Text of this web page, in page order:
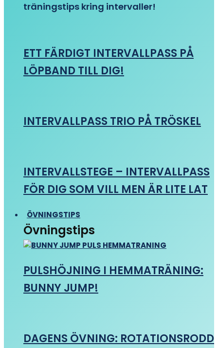
träningstips kring intervaller!
ETT FÄRDIGT INTERVALLPASS PÅ
LÖPBAND TILL DIG!
INTERVALLPASS TRIO PÅ TRÖSKEL
INTERVALLSTEGE – INTERVALLPASS
FÖR DIG SOM VILL MEN ÄR LITE LAT
ÖVNINGSTIPS
Övningstips
PULSHÖJNING I HEMMATRÄNING:
BUNNY JUMP!
DAGENS ÖVNING: ROTATIONSRODD